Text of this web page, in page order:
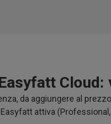
Cloud:
da aggiungere al
Easyfatt attiva